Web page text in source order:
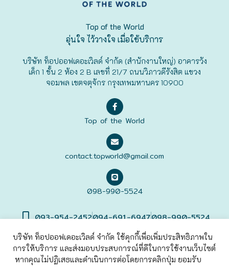
Top of the World
อุ่นใจ ไว้วางใจ เมื่อใช้บริการ
บริษัท ท็อปออฟเดอะเวิลด์ จำกัด (สำนักงานใหญ่) อาคารวัง
เด็ก 1 ชั้น 2 ห้อง 2 B เลขที่ 21/7 ถนนวิภาวดีรังสิต แขวง
จอมพล เขตจตุจักร กรุงเทพมหานคร 10900
Top of the World
contact.topworld@gmail.com
098-990-5524
093-954-2452094-691-6947098-990-5524
©2022 Top of The World Co., Ltd. All rights Reserved. | เข้าสู่
บริษัท ท็อปออฟเดอะเวิลด์ จำกัด ใช้คุกกี้เพื่อเพิ่มประสิทธิภาพใน
การให้บริการ และส่งมอบประสบการณ์ที่ดีในการใช้งานเว็บไซต์
หากคุณไม่ปฏิเสธและดำเนินการต่อโดยการคลิกปุ่ม ยอมรับ
ฟุกุโอะกะ
ฟูระโนะ